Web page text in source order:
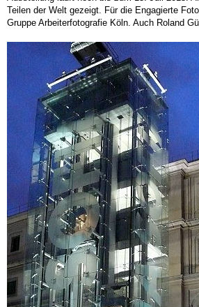
Teilen der Welt gezeigt. Für die Engagierte
Gruppe Arbeiterfotografie Köln. Auch Roland